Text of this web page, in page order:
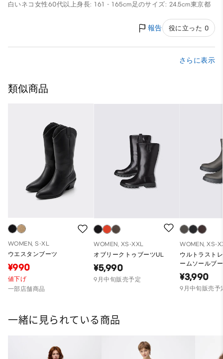
白いネコ 女性60代以上身長: 161 - 165cm足のサイズ: 24.5cm東京都
報告 役に立った 0
さらに表示
類似商品
WOMEN, S-XL
ウエスタンブーツ
¥990
値下げ
一部店舗商品
WOMEN, XS-XXL
オブリークトゥブーツUL
¥5,990
9月中旬販売予定
WOMEN, XS-
ウルトラスト
ームソールブ
¥3,990
9月中旬販売予
一緒に見られている商品